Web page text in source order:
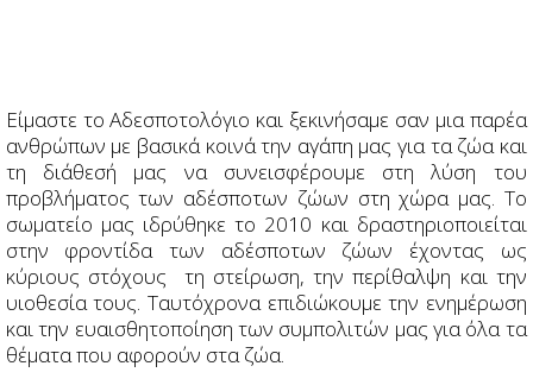
Είμαστε το Αδεσποτολόγιο και ξεκινήσαμε σαν μια παρέα
ανθρώπων με βασικά κοινά την αγάπη μας για τα ζώα και
τη διάθεσή μας να συνεισφέρουμε στη λύση του
προβλήματος των αδέσποτων ζώων στη χώρα μας. Tο
σωματείο μας ιδρύθηκε το 2010 και δραστηριοποιείται
στην φροντίδα των αδέσποτων ζώων έχοντας ως
κύριους στόχους τη στείρωση, την περίθαλψη και την
υιοθεσία τους. Ταυτόχρονα επιδιώκουμε την ενημέρωση
και την ευαισθητοποίηση των συμπολιτών μας για όλα τα
θέματα που αφορούν στα ζώα.